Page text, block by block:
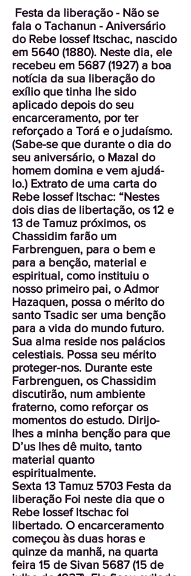
Festa da liberação - Não se
fala o Tachanun - Aniversário
do Rebe Iossef Itschac, nascido
em 5640 (1880). Neste dia, ele
recebeu em 5687 (1927) a boa
notícia da sua liberação do
exílio que tinha lhe sido
aplicado depois do seu
encarceramento, por ter
reforçado a Torá e o judaísmo.
(Sabe-se que durante o dia do
seu aniversário, o Mazal do
homem domina e vem ajudá-
lo.) Extrato de uma carta do
Rebe Iossef Itschac: “Nestes
dois dias de libertação, os 12 e
13 de Tamuz próximos, os
Chassidim farão um
Farbrenguen, para o bem e
para a benção, material e
espiritual, como instituiu o
nosso primeiro pai, o Admor
Hazaquen, possa o mérito do
santo Tsadic ser uma benção
para a vida do mundo futuro.
Sua alma reside nos palácios
celestiais. Possa seu mérito
proteger-nos. Durante este
Farbrenguen, os Chassidim
discutirão, num ambiente
fraterno, como reforçar os
momentos do estudo. Dirijo-
lhes a minha benção para que
D’us lhes dê muito, tanto
material quanto
espiritualmente.
Sexta 13 Tamuz 5703 Festa da
liberação Foi neste dia que o
Rebe Iossef Itschac foi
libertado. O encarceramento
começou às duas horas e
quinze da manhã, na quarta
feira 15 de Sivan 5687 (15 de